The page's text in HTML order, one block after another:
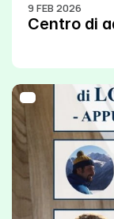
9 FEB 2026
Centro di